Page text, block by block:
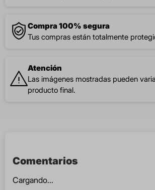
Compra 100% segura
Tus compras están totalmente
Atención
Las imágenes mostradas pueden
producto final.
Comentarios
Cargando...